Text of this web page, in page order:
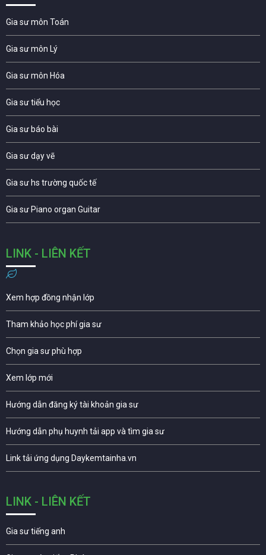
Gia sư môn Toán
Gia sư môn Lý
Gia sư môn Hóa
Gia sư tiểu học
Gia sư báo bài
Gia sư dạy vẽ
Gia sư hs trường quốc tế
Gia sư Piano organ Guitar
LINK - LIÊN KẾT
Xem hợp đồng nhận lớp
Tham khảo học phí gia sư
Chọn gia sư phù hợp
Xem lớp mới
Hướng dẫn đăng ký tài khoản gia sư
Hướng dẫn phụ huynh tải app và tìm gia sư
Link tải ứng dụng Daykemtainha.vn
LINK - LIÊN KẾT
Gia sư tiếng anh